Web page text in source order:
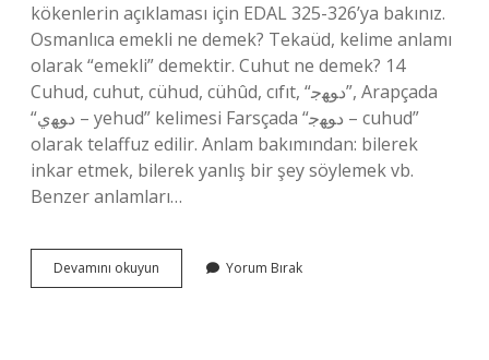
kökenlerin açıklaması için EDAL 325-326’ya bakınız.
Osmanlıca emekli ne demek? Tekaüd, kelime anlamı
olarak “emekli” demektir. Cuhut ne demek? 14
Cuhud, cuhut, cühud, cühûd, cıfıt, “ﺩﻮﻬﺟ”, Arapçada
“ﺩﻮﻬي – yehud” kelimesi Farsçada “ﺩﻮﻬﺟ – cuhud”
olarak telaffuz edilir. Anlam bakımından: bilerek
inkar etmek, bilerek yanlış bir şey söylemek vb.
Benzer anlamları…
Devamını okuyun
Ne
Yorum Bırak